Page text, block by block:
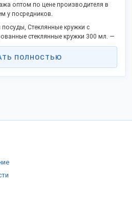
оптом по цене производителя в
у посредников.
Стеклянные кружки с
стеклянные кружки 300 мл. —
товаров, покупайте оптом без
и новинки.
Петербург, Нижний Новгород,
компанией в любые города
ПОЛНОСТЬЮ